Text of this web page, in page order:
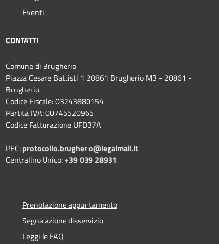
Eventi
CONTATTI
Comune di Brugherio
Piazza Cesare Battisti 1 20861 Brugherio MB - 20861 -
Brugherio
Codice Fiscale: 03243880154
Partita IVA: 00745520965
Codice Fatturazione UFDB7A
PEC: protocollo.brugherio@legalmail.it
Centralino Unico:+39 039 28931
Prenotazione appuntamento
Segnalazione disservizio
Leggi le FAQ